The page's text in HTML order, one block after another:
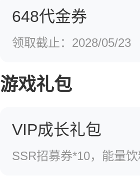
648代金券
领取截止：2028/05/23
游戏礼包
VIP成长礼包
SSR招募券*10，能量